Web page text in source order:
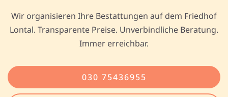
Wir organisieren Ihre Bestattungen auf dem Friedhof
Lontal. Transparente Preise. Unverbindliche Beratung.
Immer erreichbar.
030 75436955